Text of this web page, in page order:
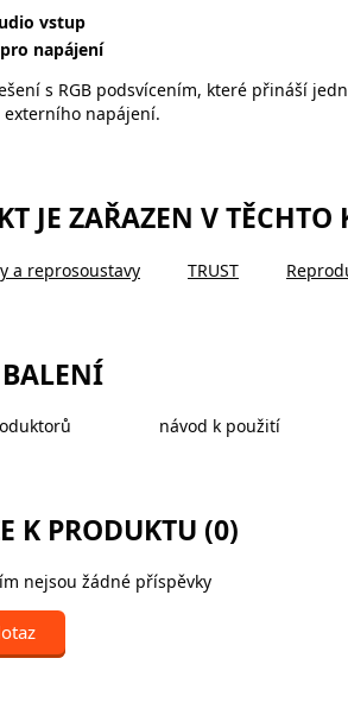
vstup
napájení
s RGB podsvícením, které přináší
napájení.
JE ZAŘAZEN V TĚCHTO
a reprosoustavy TRUST
návod k použití
K PRODUKTU (0)
nejsou žádné příspěvky